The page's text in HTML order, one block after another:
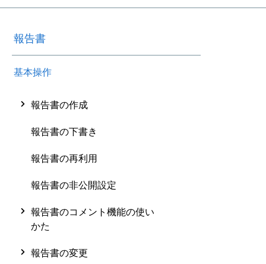
報告書
基本操作
報告書の作成
報告書の下書き
報告書の再利用
報告書の非公開設定
報告書のコメント機能の使い
かた
報告書の変更